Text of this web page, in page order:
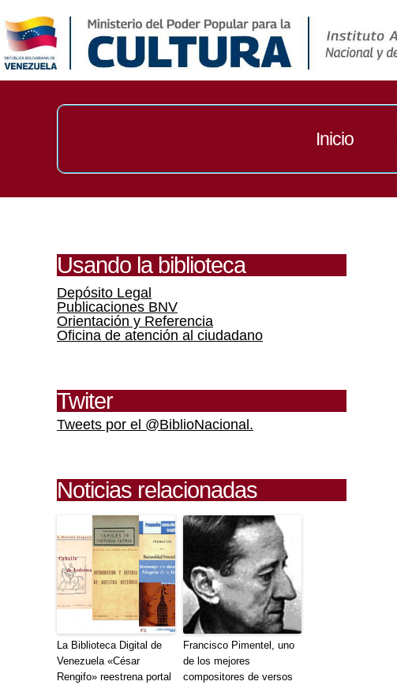
Inicio
Usando la biblioteca
Depósito Legal
Publicaciones BNV
Orientación y Referencia
Oficina de atención al ciudadano
Twiter
Tweets por el @BiblioNacional.
Noticias relacionadas
La Biblioteca Digital de
Venezuela «César
Rengifo» reestrena portal
Francisco Pimentel, uno
de los mejores
compositores de versos